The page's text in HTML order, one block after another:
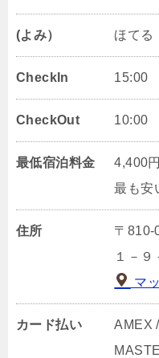
(よみ） ほて
CheckIn 15:00
CheckOut 10:00
最低宿泊料金
4,400
最も安
住所
〒810-
１－
マ
カード払い
AMEX